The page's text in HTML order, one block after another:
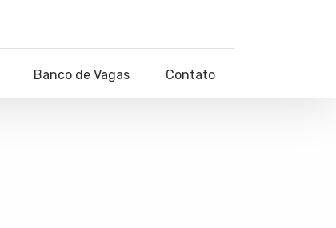
Banco de Vagas Contato